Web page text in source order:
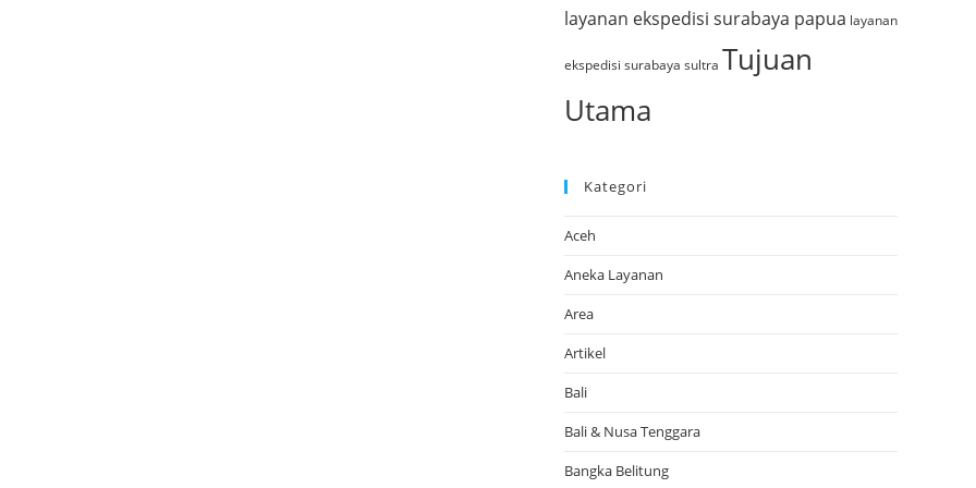
layanan ekspedisi surabaya papua layanan
ekspedisi surabaya sultra Tujuan
Utama
Kategori
Aceh
Aneka Layanan
Area
Artikel
Bali
Bali & Nusa Tenggara
Bangka Belitung